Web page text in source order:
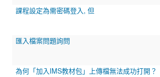
課程設定為需密碼登入, 但
匯入檔案問題詢問
為何「加入IMS教材包」上傳檔無法成功打開？